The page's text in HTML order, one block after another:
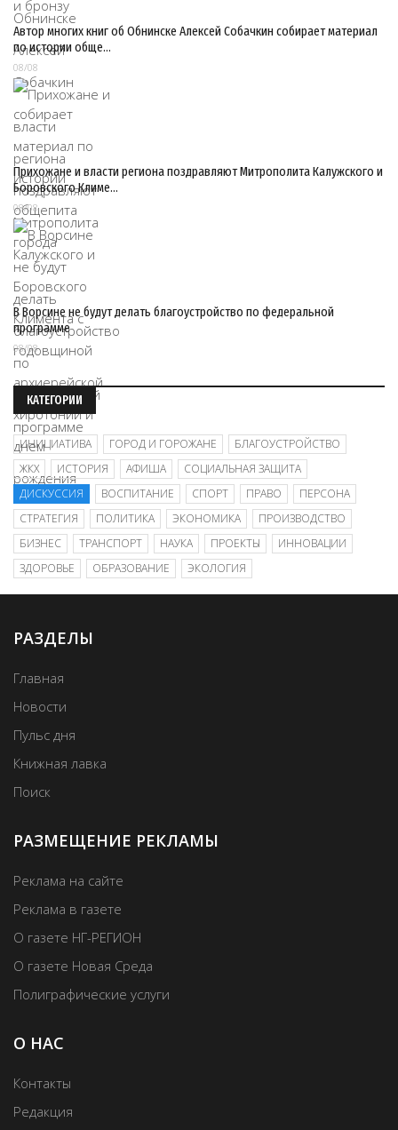
Автор многих книг об Обнинске Алексей Собачкин собирает материал
по истории обще…
08/08
Прихожане и власти региона поздравляют Митрополита Калужского и
Боровского Климе…
08/08
В Ворсине не будут делать благоустройство по федеральной
программе
08/08
КАТЕГОРИИ
ИНИЦИАТИВА ГОРОД И ГОРОЖАНЕ
БЛАГОУСТРОЙСТВО
ЖКХ
ИСТОРИЯ АФИША
СОЦИАЛЬНАЯ ЗАЩИТА
ДИСКУССИЯ
ВОСПИТАНИЕ СПОРТ ПРАВО
ПЕРСОНА
СТРАТЕГИЯ
ПОЛИТИКА ЭКОНОМИКА
ПРОИЗВОДСТВО
БИЗНЕС
ТРАНСПОРТ НАУКА ПРОЕКТЫ
ИННОВАЦИИ
ЗДОРОВЬЕ
ОБРАЗОВАНИЕ ЭКОЛОГИЯ
РАЗДЕЛЫ
Главная
Новости
Пульс дня
Книжная лавка
Поиск
РАЗМЕЩЕНИЕ РЕКЛАМЫ
Реклама на сайте
Реклама в газете
О газете НГ-РЕГИОН
О газете Новая Среда
Полиграфические услуги
О НАС
Контакты
Редакция